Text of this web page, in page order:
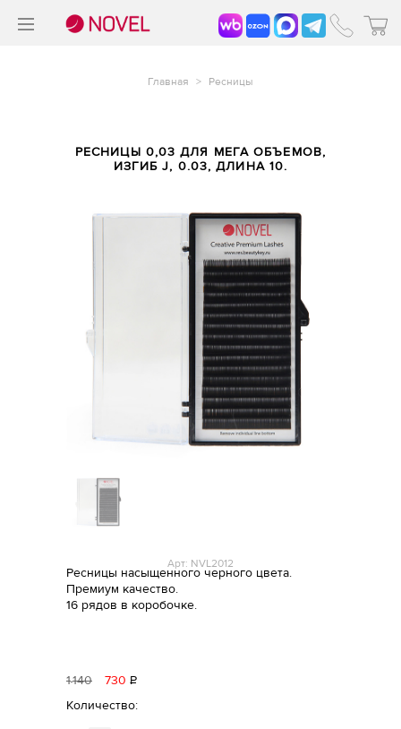
Главная > Ресницы
РЕСНИЦЫ 0,03 ДЛЯ МЕГА ОБЪЕМОВ,
ИЗГИБ J, 0.03, ДЛИНА 10.
Арт: NVL2012
Ресницы насыщенного черного цвета.
Премиум качество.
16 рядов в коробочке.
1140 730 Р
Количество: